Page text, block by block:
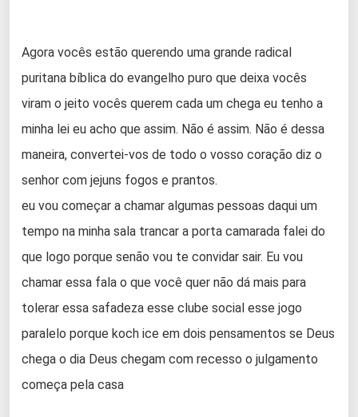
Agora vocês estão querendo uma grande radical
puritana bíblica do evangelho puro que deixa vocês
viram o jeito vocês querem cada um chega eu tenho a
minha lei eu acho que assim. Não é assim. Não é dessa
maneira, convertei-vos de todo o vosso coração diz o
senhor com jejuns fogos e prantos.
eu vou começar a chamar algumas pessoas daqui um
tempo na minha sala trancar a porta camarada falei do
que logo porque senão vou te convidar sair. Eu vou
chamar essa fala o que você quer não dá mais para
tolerar essa safadeza esse clube social esse jogo
paralelo porque koch ice em dois pensamentos se Deus
chega o dia Deus chegam com recesso o julgamento
começa pela casa